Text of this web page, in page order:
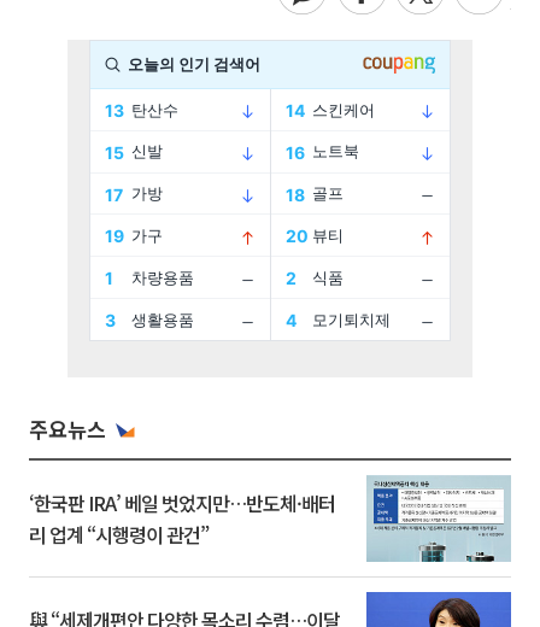
주요뉴스
‘한국판 IRA’ 베일 벗었지만…반도체·배터
리 업계 “시행령이 관건”
與 “세제개편안 다양한 목소리 수렴…이달